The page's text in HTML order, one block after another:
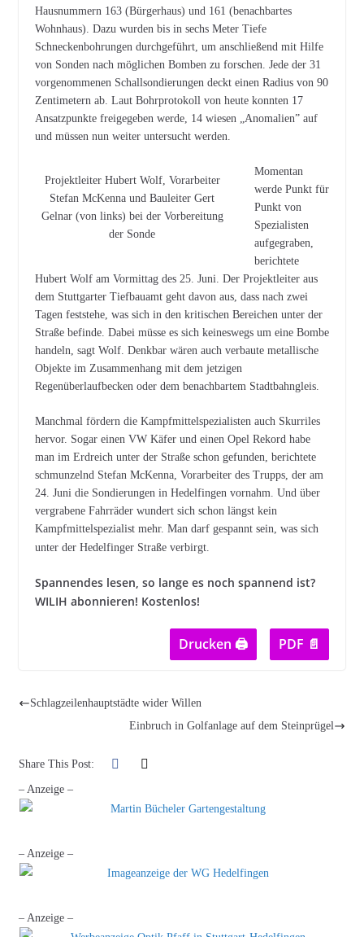
Hausnummern 163 (Bürgerhaus) und 161 (benachbartes
Wohnhaus). Dazu wurden bis in sechs Meter Tiefe
Schneckenbohrungen durchgeführt, um anschließend mit Hilfe
von Sonden nach möglichen Bomben zu forschen. Jede der 31
vorgenommenen Schallsondierungen deckt einen Radius von 90
Zentimetern ab. Laut Bohrprotokoll von heute konnten 17
Ansatzpunkte freigegeben werde, 14 wiesen „Anomalien” auf
und müssen nun weiter untersucht werden.
Projektleiter Hubert Wolf, Vorarbeiter
Stefan McKenna und Bauleiter Gert
Gelnar (von links) bei der Vorbereitung
der Sonde
Momentan
werde Punkt für
Punkt von
Spezialisten
aufgegraben,
berichtete
Hubert Wolf am Vormittag des 25. Juni. Der Projektleiter aus
dem Stuttgarter Tiefbauamt geht davon aus, dass nach zwei
Tagen feststehe, was sich in den kritischen Bereichen unter der
Straße befinde. Dabei müsse es sich keineswegs um eine Bombe
handeln, sagt Wolf. Denkbar wären auch verbaute metallische
Objekte im Zusammenhang mit dem jetzigen
Regenüberlaufbecken oder dem benachbartem Stadtbahngleis.
Manchmal fördern die Kampfmittelspezialisten auch Skurriles
hervor. Sogar einen VW Käfer und einen Opel Rekord habe
man im Erdreich unter der Straße schon gefunden, berichtete
schmunzelnd Stefan McKenna, Vorarbeiter des Trupps, der am
24. Juni die Sondierungen in Hedelfingen vornahm. Und über
vergrabene Fahrräder wundert sich schon längst kein
Kampfmittelspezialist mehr. Man darf gespannt sein, was sich
unter der Hedelfinger Straße verbirgt.
Spannendes lesen, so lange es noch spannend ist?
WILIH abonnieren! Kostenlos!
Drucken 🖨 PDF 📄
Schlagzeilenhauptstädte wider Willen
Einbruch in Golfanlage auf dem Steinprügel
Share This Post:
– Anzeige –
– Anzeige –
– Anzeige –